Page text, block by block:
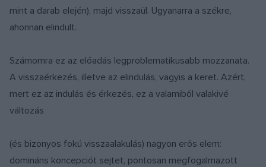
mint a darab elején), majd visszaül. Ugyanarra a székre,
ahonnan elindult.
Számomra ez az előadás legproblematikusabb mozzanata.
A visszaérkezés, illetve az elindulás, vagyis a keret. Azért,
mert ez az indulás és érkezés, ez a valamiből valakivé
változás
(és bizonyos fokú visszaalakulás) nagyon erős elem:
domináns koncepciót sejtet, pontosan megfogalmazott